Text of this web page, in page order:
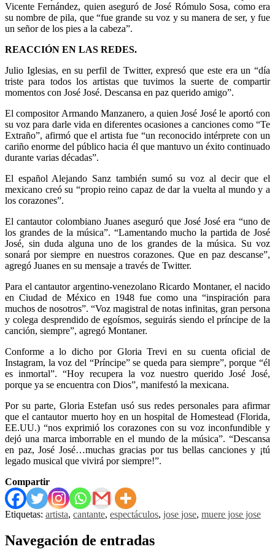
Vicente Fernández, quien aseguró de José Rómulo Sosa, como era
su nombre de pila, que “fue grande su voz y su manera de ser, y fue
un señor de los pies a la cabeza”.
REACCIÓN EN LAS REDES.
Julio Iglesias, en su perfil de Twitter, expresó que este era un “día
triste para todos los artistas que tuvimos la suerte de compartir
momentos con José José. Descansa en paz querido amigo”.
El compositor Armando Manzanero, a quien José José le aportó con
su voz para darle vida en diferentes ocasiones a canciones como “Te
Extraño”, afirmó que el artista fue “un reconocido intérprete con un
cariño enorme del público hacia él que mantuvo un éxito continuado
durante varias décadas”.
El español Alejando Sanz también sumó su voz al decir que el
mexicano creó su “propio reino capaz de dar la vuelta al mundo y a
los corazones”.
El cantautor colombiano Juanes aseguró que José José era “uno de
los grandes de la música”. “Lamentando mucho la partida de José
José, sin duda alguna uno de los grandes de la música. Su voz
sonará por siempre en nuestros corazones. Que en paz descanse”,
agregó Juanes en su mensaje a través de Twitter.
Para el cantautor argentino-venezolano Ricardo Montaner, el nacido
en Ciudad de México en 1948 fue como una “inspiración para
muchos de nosotros”. “Voz magistral de notas infinitas, gran persona
y colega desprendido de egoísmos, seguirás siendo el príncipe de la
canción, siempre”, agregó Montaner.
Conforme a lo dicho por Gloria Trevi en su cuenta oficial de
Instagram, la voz del “Príncipe” se queda para siempre”, porque “él
es inmortal”. “Hoy recupera la voz nuestro querido José José,
porque ya se encuentra con Dios”, manifestó la mexicana.
Por su parte, Gloria Estefan usó sus redes personales para afirmar
que el cantautor muerto hoy en un hospital de Homestead (Florida,
EE.UU.) “nos exprimió los corazones con su voz inconfundible y
dejó una marca imborrable en el mundo de la música”. “Descansa
en paz, José José…muchas gracias por tus bellas canciones y ¡tú
legado musical que vivirá por siempre!”.
Compartir
Etiquetas: artista, cantante, espectáculos, jose jose, muere jose jose
Navegación de entradas